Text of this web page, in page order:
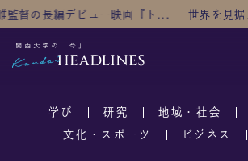
ー映画『ト... 世界を見据え、未来へ踏み出
TOP
学び 研究 地域・社会
文化・スポーツ ビジネス